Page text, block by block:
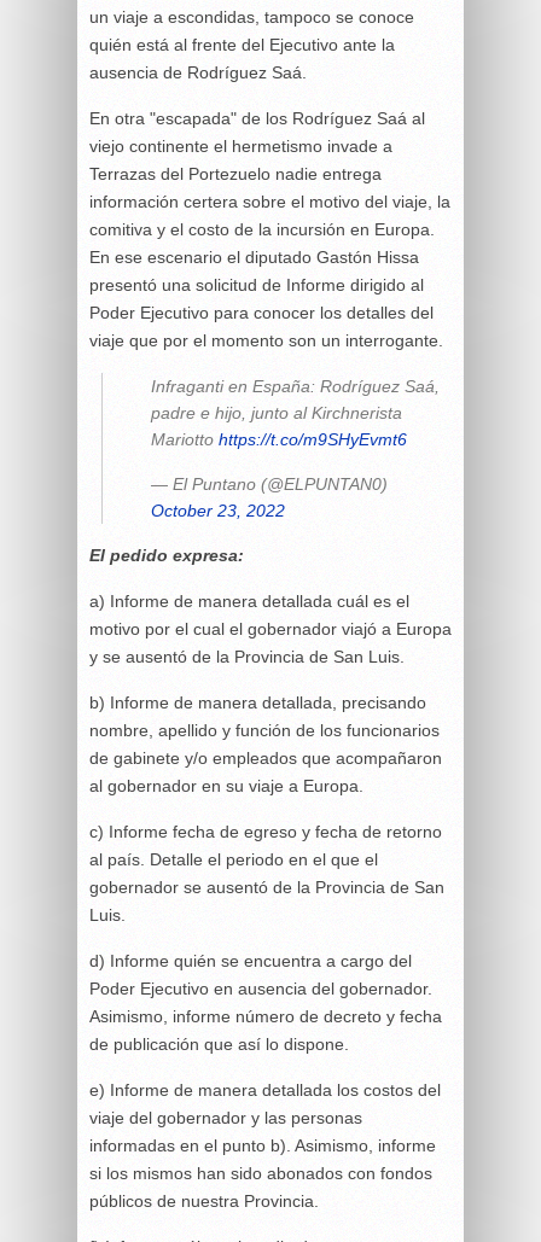
un viaje a escondidas, tampoco se conoce
quién está al frente del Ejecutivo ante la
ausencia de Rodríguez Saá.
En otra "escapada" de los Rodríguez Saá al
viejo continente el hermetismo invade a
Terrazas del Portezuelo nadie entrega
información certera sobre el motivo del viaje, la
comitiva y el costo de la incursión en Europa.
En ese escenario el diputado Gastón Hissa
presentó una solicitud de Informe dirigido al
Poder Ejecutivo para conocer los detalles del
viaje que por el momento son un interrogante.
Infraganti en España: Rodríguez Saá,
padre e hijo, junto al Kirchnerista
Mariotto https://t.co/m9SHyEvmt6
— El Puntano (@ELPUNTAN0)
October 23, 2022
El pedido expresa:
a) Informe de manera detallada cuál es el
motivo por el cual el gobernador viajó a Europa
y se ausentó de la Provincia de San Luis.
b) Informe de manera detallada, precisando
nombre, apellido y función de los funcionarios
de gabinete y/o empleados que acompañaron
al gobernador en su viaje a Europa.
c) Informe fecha de egreso y fecha de retorno
al país. Detalle el periodo en el que el
gobernador se ausentó de la Provincia de San
Luis.
d) Informe quién se encuentra a cargo del
Poder Ejecutivo en ausencia del gobernador.
Asimismo, informe número de decreto y fecha
de publicación que así lo dispone.
e) Informe de manera detallada los costos del
viaje del gobernador y las personas
informadas en el punto b). Asimismo, informe
si los mismos han sido abonados con fondos
públicos de nuestra Provincia.